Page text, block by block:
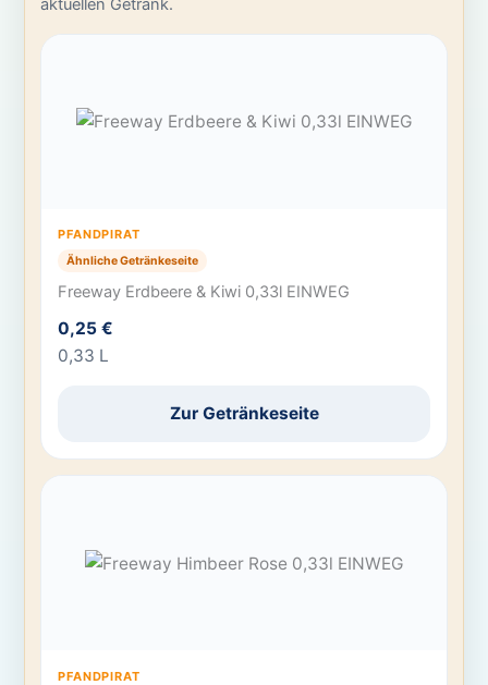
aktuellen Getränk.
PFANDPIRAT
Ähnliche Getränkeseite
Freeway Erdbeere & Kiwi 0,33l EINWEG
0,25 €
0,33 L
Zur Getränkeseite
PFANDPIRAT